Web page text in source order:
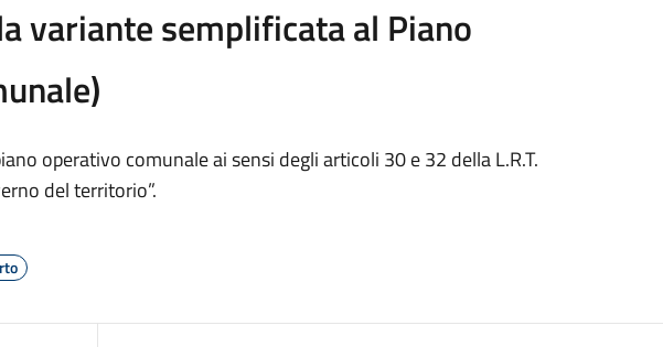
variante semplificata al Piano
operativo comunale ai sensi degli articoli 30 e 32 della L.R.T.
del territorio”.